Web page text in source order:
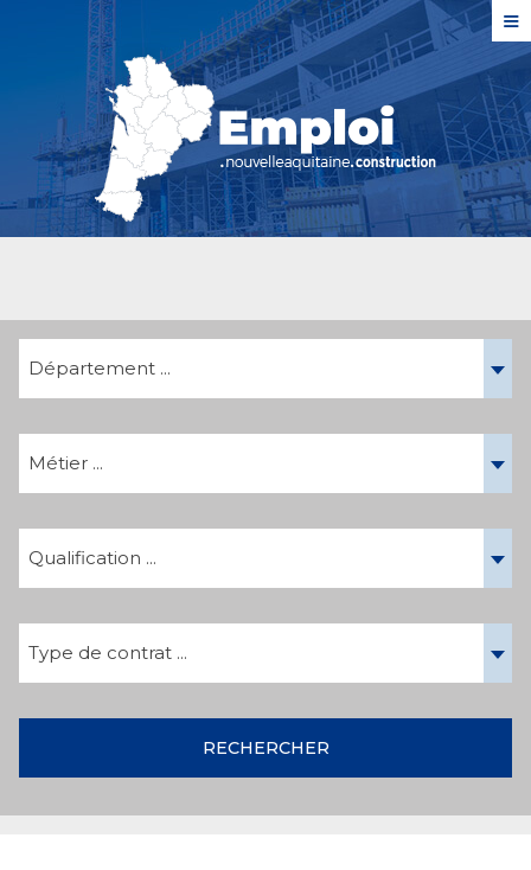
≡
Département ...
Métier ...
Qualification ...
Type de contrat ...
RECHERCHER